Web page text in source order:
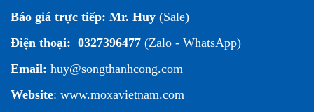
Báo giá trực tiếp: Mr. Huy (Sale)
Điện thoại: 0327396477 (Zalo - WhatsApp)
Email: huy@songthanhcong.com
Website: www.moxavietnam.com